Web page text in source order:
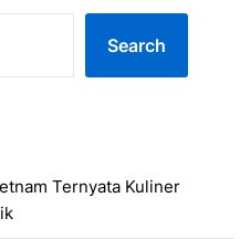
Search
Ternyata Kuliner